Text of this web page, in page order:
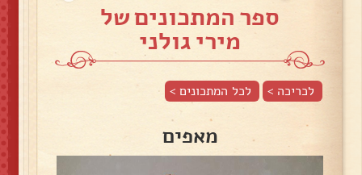
ספר המתכונים של
מירי גולני
לכריכה > לכל המתכונים >
מאפים